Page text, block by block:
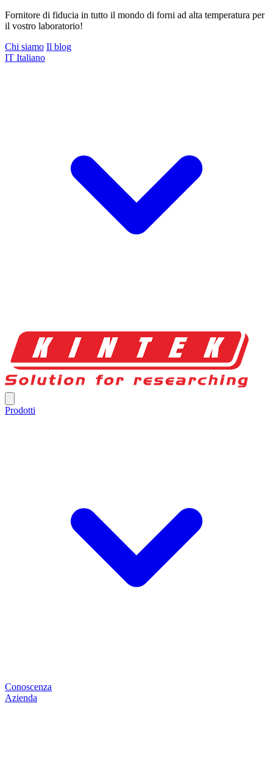
Fornitore di fiducia in tutto il mondo di forni ad alta temperatura per
il vostro laboratorio!
Chi siamo Il blog
IT Italiano
Prodotti
Conoscenza
Azienda